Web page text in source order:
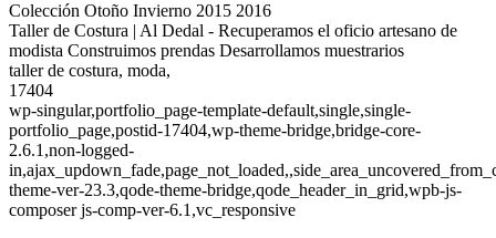
Colección Otoño Invierno 2015 2016
Taller de Costura | Al Dedal - Recuperamos el oficio artesano de
modista Construimos prendas Desarrollamos muestrarios
taller de costura, moda,
17404
wp-singular,portfolio_page-template-default,single,single-
portfolio_page,postid-17404,wp-theme-bridge,bridge-core-
2.6.1,non-logged-
theme-ver-23.3,qode-theme-bridge,qode_header_in_grid,wpb-js-
composer js-comp-ver-6.1,vc_responsive